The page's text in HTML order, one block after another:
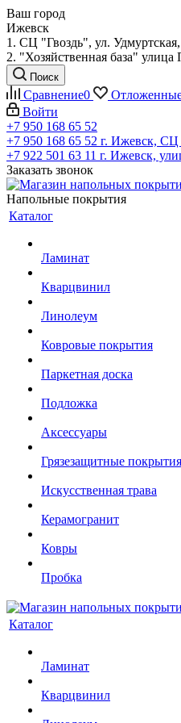
Ваш город
Ижевск
1. СЦ "Гвоздь", ул.
2. "Хозяйственная база"
Поиск
Сравнение0
Войти
+7 950 168 65 52
+7 950 168 65 52 г. Ижевск, СЦ
+7 922 501 63 11 г. Ижевск,
Заказать звонок
Напольные покрытия
Каталог
Ламинат
Кварцвинил
Линолеум
Ковровые покрытия
Паркетная доска
Подложка
Аксессуары
Грязезащитные
Искусственная трава
Керамогранит
Ковры
Пробка
Каталог
Ламинат
Кварцвинил